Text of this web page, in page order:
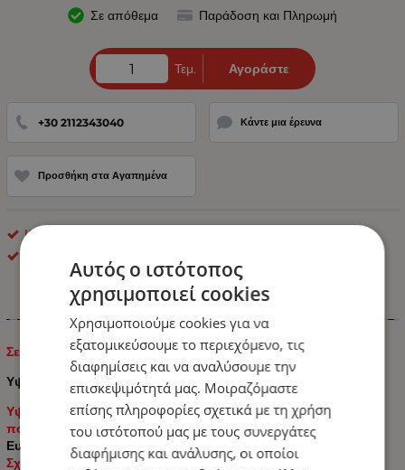
Σε απόθεμα Παράδοση και Πληρωμή
Τεμ. Αγοράστε
+30 2112343040 Κάντε μια έρευνα
Προσθήκη στα Αγαπημένα
Καλύμματα Αυτοκινήτου
Πληροφορίες
Σετ Καλύμματα Αυτοκινήτου Δερμάτινα 5 Τεμάχια
Υψηλής Ποιότητας Ταπετσαρία Από Οικολογικό Δέρμα:
Υψηλής ποιότητας πλήρης επένδυση από ύφασμα υψηλής
ποιότητας και ECO δέρμα.
Ευέλικτος σχεδιασμός κατάλληλος για όλα τα οχήματα
Σχεδιασμός συμβατός με αερόσακους - Air Bac
Αυτός ο ιστότοπος
χρησιμοποιεί cookies
Χρησιμοποιούμε cookies για να
εξατομικεύσουμε το περιεχόμενο, τις
διαφημίσεις και να αναλύσουμε την
επισκεψιμότητά μας. Μοιραζόμαστε
επίσης πληροφορίες σχετικά με τη χρήση
του ιστότοπού μας με τους συνεργάτες
διαφήμισης και ανάλυσης, οι οποίοι